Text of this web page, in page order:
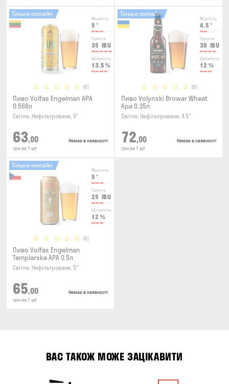
Міцність
5 °
Гіркота
35 IBU
Щільність
13.5 %
(0)
Тільки онлайн
Пиво Volfas Engelman APA
0.568л
Світле, Нефільтроване, 5°
63,00
грн за 1 шт
Немає в наявності
Міцність
4.5 °
Гіркота
30 IBU
Щільність
12 %
(0)
Тільки онлайн
Пиво Volynski Browar Wheat
Ара 0.35л
Світле, Нефільтроване, 4.5°
72,00
грн за 1 шт
Немає в наявності
Міцність
5 °
Гіркота
25 IBU
Щільність
12 %
(0)
Тільки онлайн
Пиво Volfas Engelman
Templarske АPA 0.5л
Світле, Нефільтроване, 5°
65,00
грн за 1 шт
Немає в наявності
ВАС ТАКОЖ МОЖЕ ЗАЦІКАВИТИ